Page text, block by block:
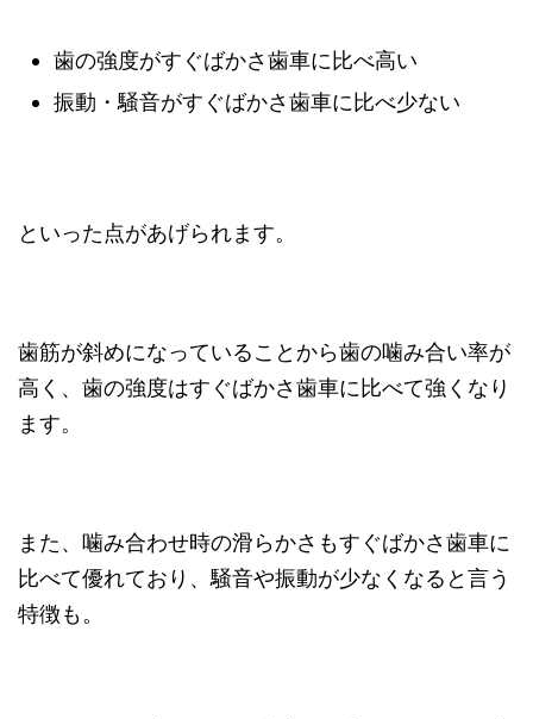
歯の強度がすぐばかさ歯車に比べ高い
振動・騒音がすぐばかさ歯車に比べ少ない
といった点があげられます。
歯筋が斜めになっていることから歯の噛み合い率が
高く、歯の強度はすぐばかさ歯車に比べて強くなり
ます。
また、噛み合わせ時の滑らかさもすぐばかさ歯車に
比べて優れており、騒音や振動が少なくなると言う
特徴も。